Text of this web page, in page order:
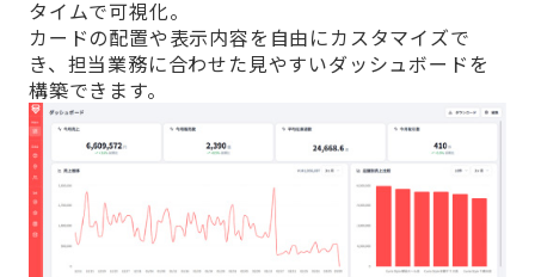
タイムで可視化。
カードの配置や表示内容を自由にカスタマイズで
き、担当業務に合わせた見やすいダッシュボードを
構築できます。